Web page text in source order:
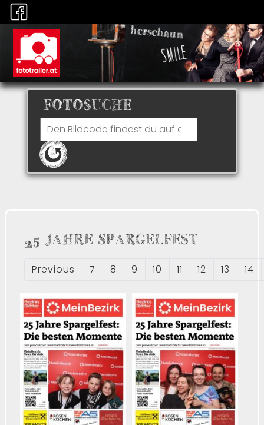
FOTOSUCHE
25 JAHRE SPARGELFEST
Previous 7 8 9 10 11 12 13 14